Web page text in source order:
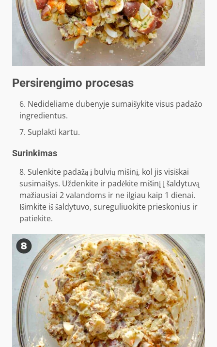
Persirengimo procesas
Nedideliame dubenyje sumaišykite visus padažo
ingredientus.
Suplakti kartu.
Surinkimas
Sulenkite padažą į bulvių mišinį, kol jis visiškai
susimaišys. Uždenkite ir padėkite mišinį į šaldytuvą
mažiausiai 2 valandoms ir ne ilgiau kaip 1 dienai.
Išimkite iš šaldytuvo, sureguliuokite prieskonius ir
patiekite.